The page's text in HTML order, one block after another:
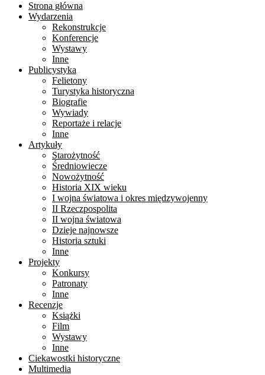
Strona główna
Wydarzenia
Rekonstrukcje
Konferencje
Wystawy
Inne
Publicystyka
Felietony
Turystyka historyczna
Biografie
Wywiady
Reportaże i relacje
Inne
Artykuły
Starożytność
Średniowiecze
Nowożytność
Historia XIX wieku
I wojna światowa i okres międzywojenny
II Rzeczpospolita
II wojna światowa
Dzieje najnowsze
Historia sztuki
Inne
Projekty
Konkursy
Patronaty
Inne
Recenzje
Książki
Film
Wystawy
Inne
Ciekawostki historyczne
Multimedia